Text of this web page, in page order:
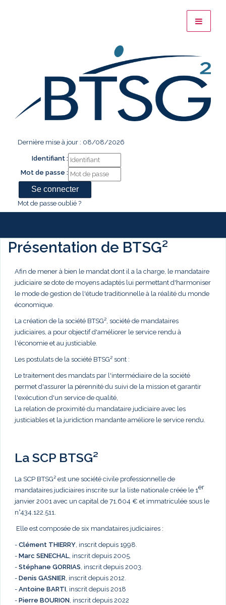
Dernière mise à jour : 08/08/2026
Identifiant :
Mot de passe :
Mot de passe oublié ?
Présentation de BTSG²
Afin de mener à bien le mandat dont il a la charge, le mandataire
judiciaire se dote de moyens adaptés lui permettant d'harmoniser
le mode de gestion de l'étude traditionnelle à la réalité du monde
économique.
La création de la société BTSG², société de mandataires
judiciaires, a pour objectif d'améliorer le service rendu à
l'économie et au justiciable.
Les postulats de la société BTSG² sont :
Le traitement des mandats par l'intermédiaire de la société
permet d'assurer la pérennité du suivi de la mission et garantir
l'exécution d'un service de qualité,
La relation de proximité du mandataire judiciaire avec les
justiciables et la juridiction mandante améliore le service rendu.
La SCP BTSG²
La SCP BTSG² est une société civile professionnelle de
mandataires judiciaires inscrite sur la liste nationale créée le 1er
janvier 2001 avec un capital de 71.604 € et immatriculée sous le
n°434.122.511.
Elle est composée de six mandataires judiciaires :
- Clément THIERRY, inscrit depuis 1998.
- Marc SENECHAL, inscrit depuis 2005.
- Stéphane GORRIAS, inscrit depuis 2003.
- Denis GASNIER, inscrit depuis 2012.
- Antoine BARTI, inscrit depuis 2018
- Pierre BOURION, inscrit depuis 2022